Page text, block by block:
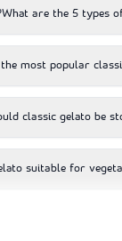
What are the 5 types
most popular
classic gelato be
suitable for